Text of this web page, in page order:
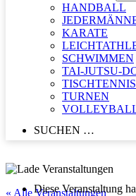
HANDBALL
KARATE
SCHWIMMEN
TAI-JUTSU-
TISCHTENNIS
TURNEN
SUCHEN …
« Alle Veranstaltungen
Diese Veranstaltung